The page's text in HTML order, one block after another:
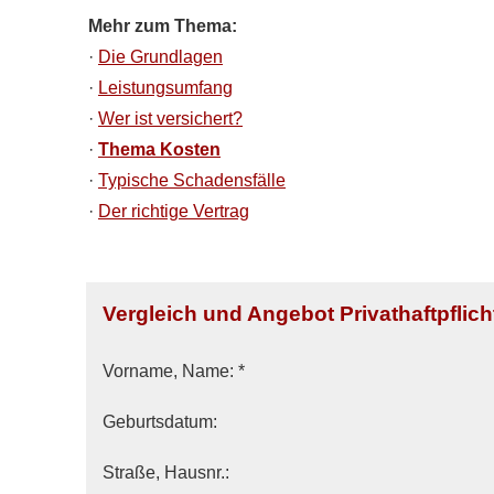
Mehr zum Thema:
· Die Grundlagen
· Leistungsumfang
· Wer ist versichert?
· Thema Kosten
· Typische Schadensfälle
· Der richtige Vertrag
Vergleich und Angebot
Vorname, Name: *
Geburts­datum:
Straße, Hausnr.: